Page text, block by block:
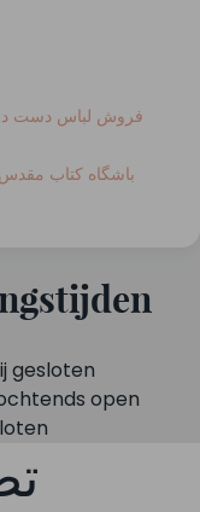
فروش لباس دست
باشگاه کتاب
gesloten
open